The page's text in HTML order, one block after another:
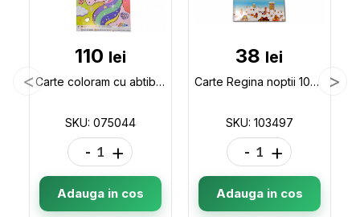
110 lei
Carte coloram cu abtibilduri Unicorn (ML21-3) 075044
SKU: 075044
- +
Adauga in cos
38 lei
Carte Regina noptii 103497
SKU: 103497
- +
Adauga in cos